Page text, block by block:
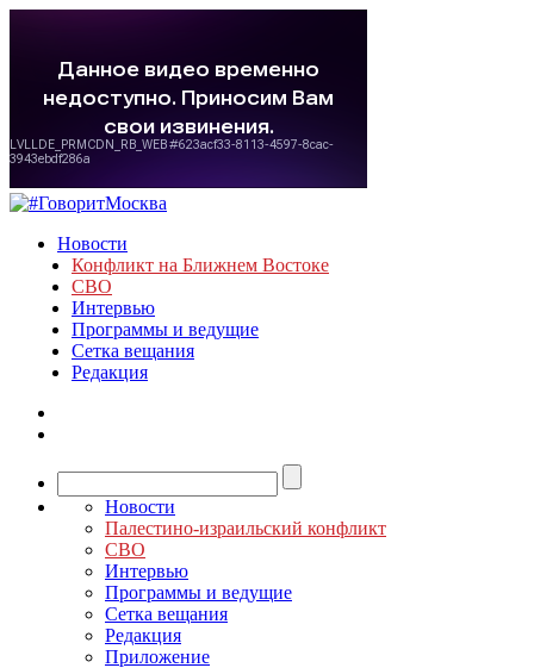
Новости
Конфликт на Ближнем Востоке
СВО
Интервью
Программы и ведущие
Сетка вещания
Редакция
Новости
Палестино-израильский конфликт
СВО
Интервью
Программы и ведущие
Сетка вещания
Редакция
Приложение